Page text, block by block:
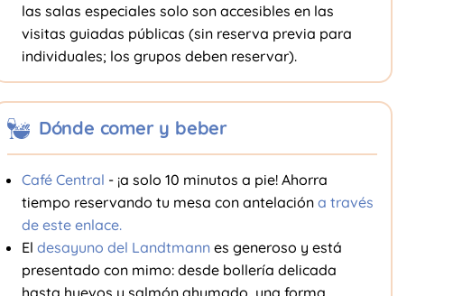
las salas especiales solo son accesibles en las
visitas guiadas públicas (sin reserva previa para
individuales; los grupos deben reservar).
Dónde comer y beber
Café Central - ¡a solo 10 minutos a pie! Ahorra
tiempo reservando tu mesa con antelación a través
de este enlace.
El desayuno del Landtmannes generoso y está
presentado con mimo: desde bollería delicada